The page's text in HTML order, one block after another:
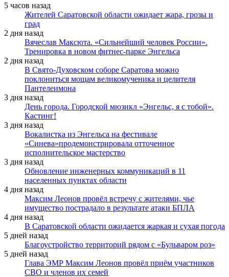
5 часов назад
Жителей Саратовской области ожидает жара, грозы и
град
2 дня назад
Вячеслав Максюта. «Сильнейший человек России».
Тренировка в новом фитнес-парке Энгельса
2 дня назад
В Свято-Духовском соборе Саратова можно
поклониться мощам великомученика и целителя
Пантелеимона
3 дня назад
День города. Городской мюзикл «Энгельс, я с тобой».
Кастинг!
3 дня назад
Вокалистка из Энгельса на фестивале
«Синева»продемонстрировала отточенное
исполнительское мастерство
3 дня назад
Обновление инженерных коммуникаций в 11
населенных пунктах области
4 дня назад
Максим Леонов провёл встречу с жителями, чье
имущество пострадало в результате атаки БПЛА
4 дня назад
В Саратовской области ожидается жаркая и сухая погода
5 дней назад
Благоустройство территорий рядом с «Бульваром роз»
5 дней назад
Глава ЭМР Максим Леонов провёл приём участников
СВО и членов их семей